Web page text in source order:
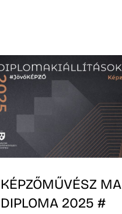
KÉPZŐMŰVÉSZ MA
DIPLOMA 2025 #